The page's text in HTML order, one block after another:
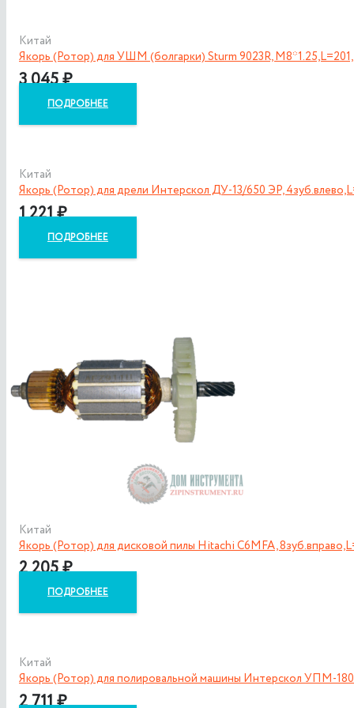
Китай
Якорь (Ротор) для УШМ (болгарки) Sturm 9023R,
3 045₽
ПОДРОБНЕЕ
Китай
Якорь (Ротор) для дрели Интерскол ДУ-13/650 ЭР,
1 221₽
ПОДРОБНЕЕ
Китай
Якорь (Ротор) для дисковой пилы Hitachi C6MFA,
2 205₽
ПОДРОБНЕЕ
Китай
Якорь (Ротор) для полировальной машины Интерскол УПМ-
2 711₽